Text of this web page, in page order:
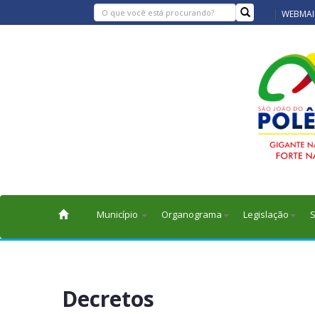
Município Organograma Legislação
Decretos